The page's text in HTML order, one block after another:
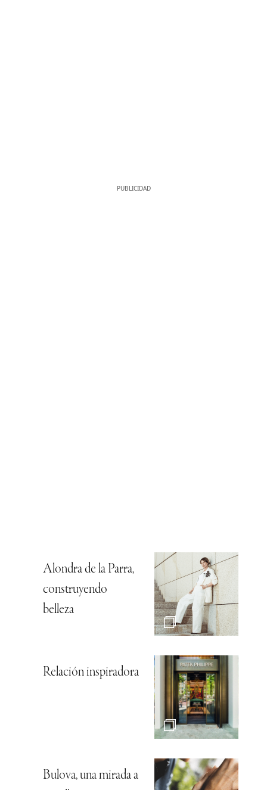
Alondra de la Parra,
construyendo
belleza
Relación inspiradora
Bulova, una mirada a